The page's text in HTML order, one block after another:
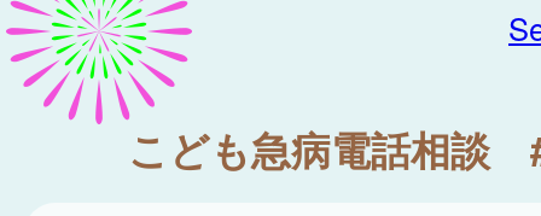
こども急病電話相談